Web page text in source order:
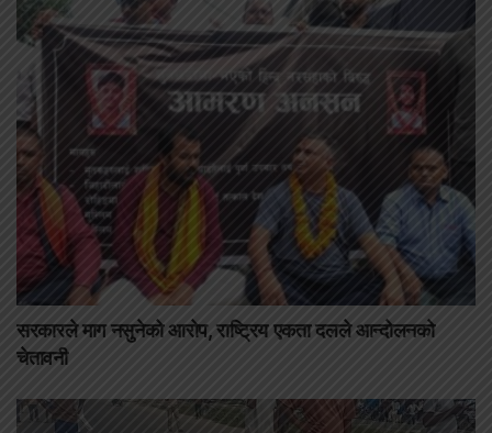
सरकारले माग नसुनेको आरोप, राष्ट्रिय एकता दलले आन्दोलनको
चेतावनी